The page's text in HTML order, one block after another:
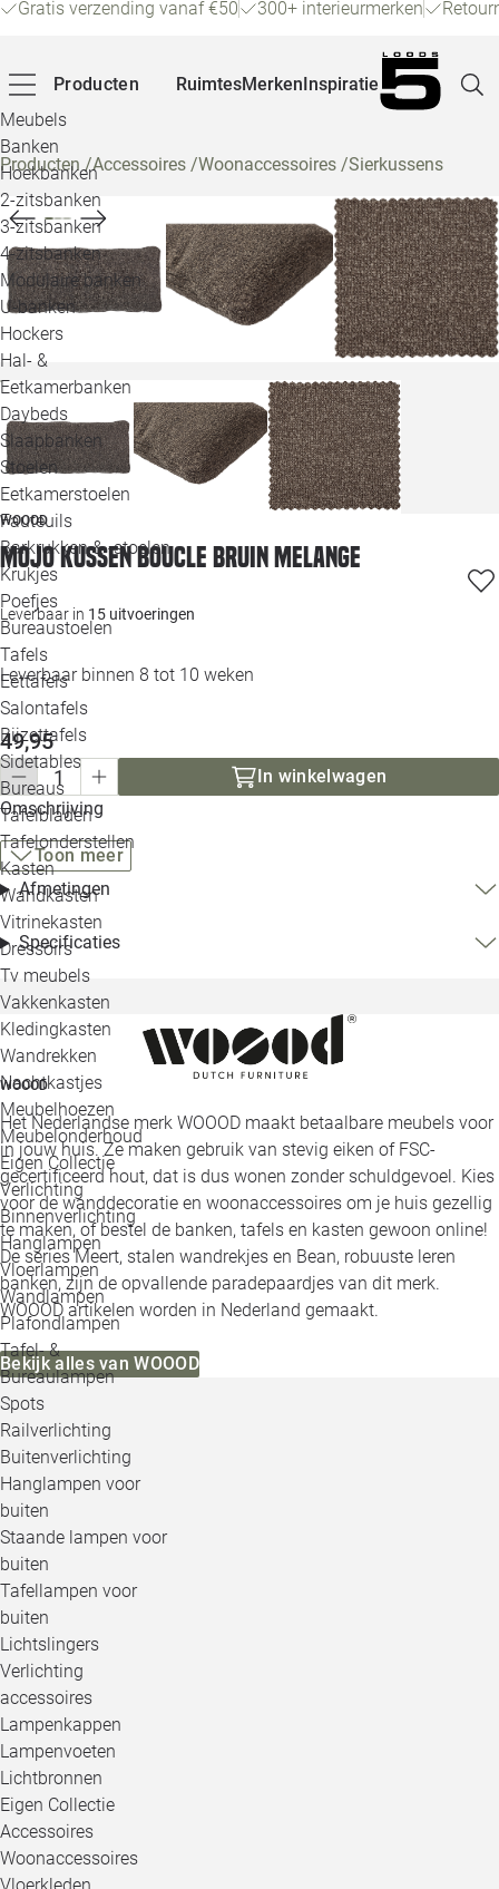
Gratis verzending vanaf €50 300+ interieurmerken
Producten
Meubels
Banken
Hoekbanken
2-zitsbanken
3-zitsbanken
4-zitsbanken
Modulaire banken
U-banken
Hockers
Hal- &
Eetkamerbanken
Daybeds
Slaapbanken
Stoelen
Eetkamerstoelen
Fauteuils
Barkrukken & -stoelen
Krukjes
Poefjes
Bureaustoelen
Tafels
Eettafels
Salontafels
Bijzettafels
Sidetables
Bureaus
Tafelbladen
Tafelonderstellen
Kasten
Wandkasten
Vitrinekasten
Dressoirs
Tv meubels
Vakkenkasten
Kledingkasten
Wandrekken
Nachtkastjes
Meubelhoezen
Meubelonderhoud
Eigen Collectie
Verlichting
Binnenverlichting
Hanglampen
Vloerlampen
Wandlampen
Plafondlampen
Tafel- &
Bureaulampen
Spots
Railverlichting
Buitenverlichting
Hanglampen voor
buiten
Staande lampen voor
buiten
Tafellampen voor
buiten
Lichtslingers
Verlichting
accessoires
Lampenkappen
Lampenvoeten
Lichtbronnen
Eigen Collectie
Accessoires
Woonaccessoires
RuimtesMerkenInspiratie
Producten/Accessoires /Woonaccessoires /Sierkussens
WOOOD
Mojo kussen boucle bruin melange
Leverbaar in 15 uitvoeringen
Leverbaar binnen 8 tot 10 weken
49,95
In winkelwagen
Omschrijving
Toon meer
Afmetingen
Specificaties
WOOOD
Het Nederlandse merk WOOOD maakt betaalbare meubels voor
in jouw huis. Ze maken gebruik van stevig eiken of FSC-
gecertificeerd hout, dat is dus wonen zonder schuldgevoel. Kies
voor de wanddecoratie en woonaccessoires om je huis gezellig
te maken, of bestel de banken, tafels en kasten gewoon online!
De series Meert, stalen wandrekjes en Bean, robuuste leren
banken, zijn de opvallende paradepaardjes van dit merk.
WOOOD artikelen worden in Nederland gemaakt.
Bekijk alles van WOOOD